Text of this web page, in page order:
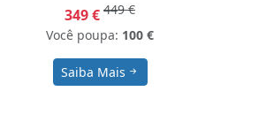
349 € 449 €
Você poupa: 100 €
Saiba Mais